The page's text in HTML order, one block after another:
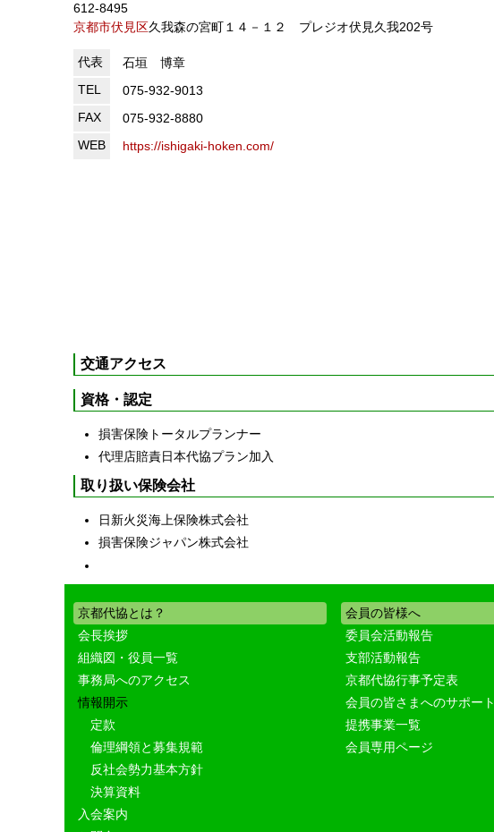
612-8495
京都市伏見区久我森の宮町１４－１２ プレジオ伏見久我202号
代表
石垣 博章
TEL
075-932-9013
FAX
075-932-8880
WEB
https://ishigaki-hoken.com/
交通アクセス
資格・認定
損害保険トータルプランナー
代理店賠責日本代協プラン加入
取り扱い保険会社
日新火災海上保険株式会社
損害保険ジャパン株式会社
京都代協とは？
会長挨拶
組織図・役員一覧
事務局へのアクセス
情報開示
定款
倫理綱領と募集規範
反社会勢力基本方針
決算資料
入会案内
会員の皆様へ
委員会活動報告
支部活動報告
京都代協行事予定表
会員の皆さまへのサポート
提携事業一覧
会員専用ページ